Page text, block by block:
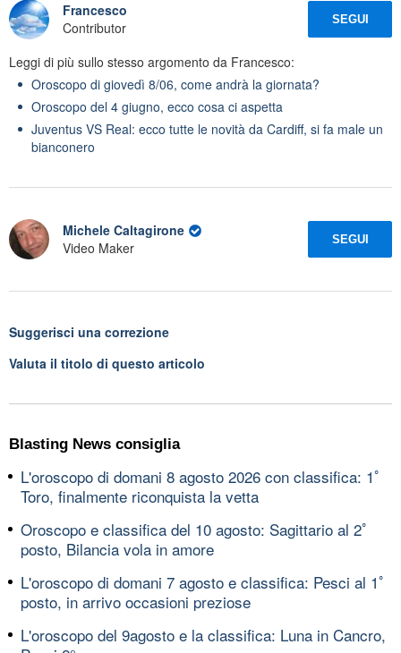
Francesco
Contributor
SEGUI
Leggi di più sullo stesso argomento da Francesco:
Oroscopo di giovedì 8/06, come andrà la giornata?
Oroscopo del 4 giugno, ecco cosa ci aspetta
Juventus VS Real: ecco tutte le novità da Cardiff, si fa male un
bianconero
Michele Caltagirone
Video Maker
SEGUI
Suggerisci una correzione
Valuta il titolo di questo articolo
Blasting News consiglia
L'oroscopo di domani 8 agosto 2026 con classifica: 1ﾟ
Toro, finalmente riconquista la vetta
Oroscopo e classifica del 10 agosto: Sagittario al 2ﾟ
posto, Bilancia vola in amore
L'oroscopo di domani 7 agosto e classifica: Pesci al 1ﾟ
posto, in arrivo occasioni preziose
L'oroscopo del 9agosto e la classifica: Luna in Cancro,